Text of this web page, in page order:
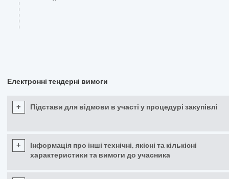
Електронні тендерні вимоги
+ Підстави для відмови в участі у процедурі закупівлі
+
Інформація про інші технічні, якісні та кількісні
характеристики та вимоги до учасника